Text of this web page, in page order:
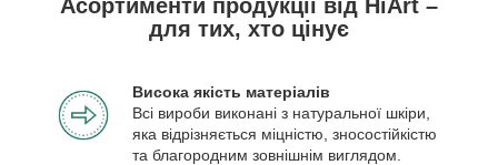
Асортименти продукції від HiArt –
для тих, хто цінує
Висока якість матеріалів
Всі вироби виконані з натуральної шкіри,
яка відрізняється міцністю, зносостійкістю
та благородним зовнішнім виглядом.